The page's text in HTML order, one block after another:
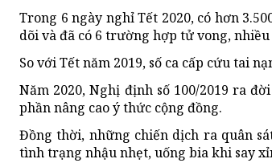
Trong 6 ngày nghỉ Tết 2020, có hơn
dõi và đã có 6 trường hợp tử vong,
So với Tết năm 2019, số ca cấp cứu tai
Năm 2020, Nghị định số 100/2019 ra
phần nâng cao ý thức cộng đồng.
Đồng thời, những chiến dịch ra quân
tình trạng nhậu nhẹt, uống bia khi say